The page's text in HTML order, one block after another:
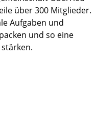
über 300 Mitglieder.
Aufgaben und
und so eine